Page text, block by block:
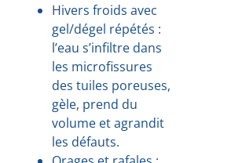
Hivers froids avec
gel/dégel répétés :
l’eau s’infiltre dans
les microfissures
des tuiles poreuses,
gèle, prend du
volume et agrandit
les défauts.